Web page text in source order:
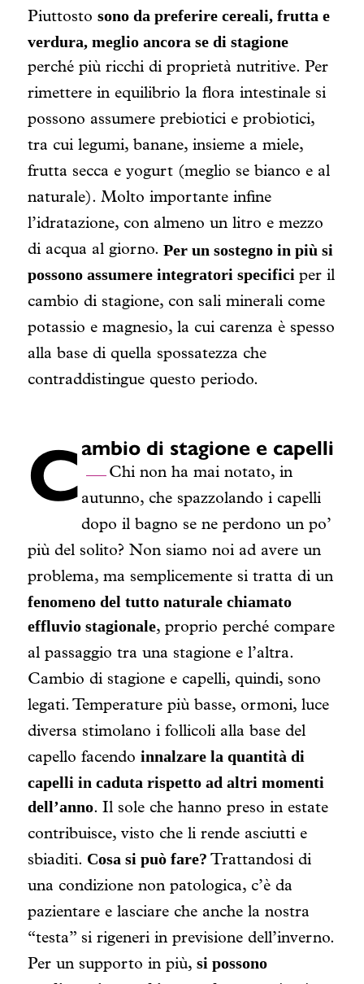
Piuttosto sono da preferire cereali, frutta e
verdura, meglio ancora se di stagione
perché più ricchi di proprietà nutritive. Per
rimettere in equilibrio la flora intestinale si
possono assumere prebiotici e probiotici,
tra cui legumi, banane, insieme a miele,
frutta secca e yogurt (meglio se bianco e al
naturale). Molto importante infine
l’idratazione, con almeno un litro e mezzo
di acqua al giorno. Per un sostegno in più si
possono assumere integratori specifici per il
cambio di stagione, con sali minerali come
potassio e magnesio, la cui carenza è spesso
alla base di quella spossatezza che
contraddistingue questo periodo.
Cambio di stagione e capelli
Chi non ha mai notato, in
autunno, che spazzolando i capelli
dopo il bagno se ne perdono un po’
più del solito? Non siamo noi ad avere un
problema, ma semplicemente si tratta di un
fenomeno del tutto naturale chiamato
effluvio stagionale, proprio perché compare
al passaggio tra una stagione e l’altra.
Cambio di stagione e capelli, quindi, sono
legati. Temperature più basse, ormoni, luce
diversa stimolano i follicoli alla base del
capello facendo innalzare la quantità di
capelli in caduta rispetto ad altri momenti
dell’anno. Il sole che hanno preso in estate
contribuisce, visto che li rende asciutti e
sbiaditi. Cosa si può fare? Trattandosi di
una condizione non patologica, c’è da
pazientare e lasciare che anche la nostra
“testa” si rigeneri in previsione dell’inverno.
Per un supporto in più, si possono